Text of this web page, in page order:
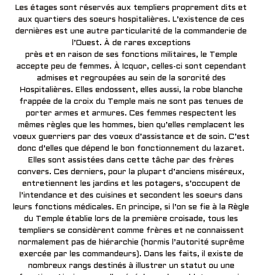
Les étages sont réservés aux templiers proprement dits et
aux quartiers des soeurs hospitalières. L’existence de ces
dernières est une autre particularité de la commanderie de
l’Ouest. À de rares exceptions
près et en raison de ses fonctions militaires, le Temple
accepte peu de femmes. À Icquor, celles-ci sont cependant
admises et regroupées au sein de la sororité des
Hospitalières. Elles endossent, elles aussi, la robe blanche
frappée de la croix du Temple mais ne sont pas tenues de
porter armes et armures. Ces femmes respectent les
mêmes règles que les hommes, bien qu’elles remplacent les
voeux guerriers par des voeux d’assistance et de soin. C’est
donc d’elles que dépend le bon fonctionnement du lazaret.
Elles sont assistées dans cette tâche par des frères
convers. Ces derniers, pour la plupart d’anciens miséreux,
entretiennent les jardins et les potagers, s’occupent de
l’intendance et des cuisines et secondent les soeurs dans
leurs fonctions médicales. En principe, si l’on se fie à la Règle
du Temple établie lors de la première croisade, tous les
templiers se considèrent comme frères et ne connaissent
normalement pas de hiérarchie (hormis l’autorité suprême
exercée par les commandeurs). Dans les faits, il existe de
nombreux rangs destinés à illustrer un statut ou une